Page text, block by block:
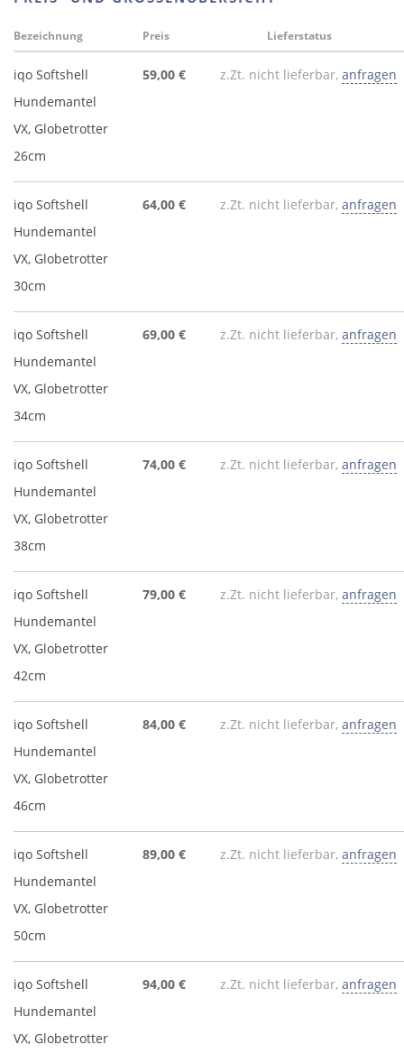
Bezeichnung Preis Lieferstatus
iqo Softshell
Hundemantel
VX, Globetrotter
26cm
59,00 € z.Zt. nicht lieferbar, anfragen
iqo Softshell
Hundemantel
VX, Globetrotter
30cm
64,00 € z.Zt. nicht lieferbar, anfragen
iqo Softshell
Hundemantel
VX, Globetrotter
34cm
69,00 € z.Zt. nicht lieferbar, anfragen
iqo Softshell
Hundemantel
VX, Globetrotter
38cm
74,00 € z.Zt. nicht lieferbar, anfragen
iqo Softshell
Hundemantel
VX, Globetrotter
42cm
79,00 € z.Zt. nicht lieferbar, anfragen
iqo Softshell
Hundemantel
VX, Globetrotter
46cm
84,00 € z.Zt. nicht lieferbar, anfragen
iqo Softshell
Hundemantel
VX, Globetrotter
50cm
89,00 € z.Zt. nicht lieferbar, anfragen
iqo Softshell
Hundemantel
VX, Globetrotter
94,00 € z.Zt. nicht lieferbar, anfragen